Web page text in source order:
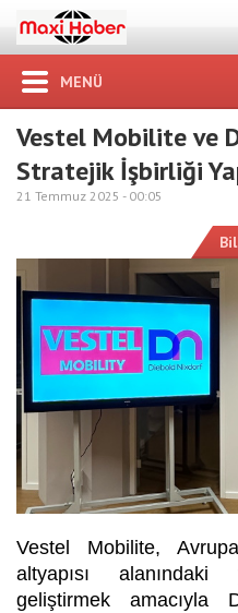
MENÜ
Vestel Mobilite ve
Stratejik İşbirliği
21 Temmuz 2025 - 00:05
Vestel Mobilite,
altyapısı
geliştirmek amacıyla